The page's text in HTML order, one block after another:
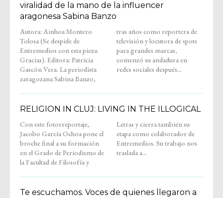
viralidad de la mano de la influencer
aragonesa Sabina Banzo
Autora: Ainhoa Montero
Tolosa (Se despide de
Entremedios con esta pieza.
Gracias). Editora: Patricia
Gascón Vera. La periodista
zaragozana Sabina Banzo,
tras años como reportera de
televisión y locutora de spots
para grandes marcas,
comenzó su andadura en
redes sociales después...
RELIGION IN CLUJ: LIVING IN THE ILLOGICAL
Con este fotorreportaje,
Jacobo García Ochoa pone el
broche final a su formación
en el Grado de Periodismo de
la Facultad de Filosofía y
Letras y cierra también su
etapa como colaborador de
Entremedios. Su trabajo nos
traslada a...
Te escuchamos. Voces de quienes llegaron a